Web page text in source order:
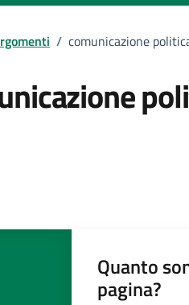
/ comunicazione
Quanto
pagina?